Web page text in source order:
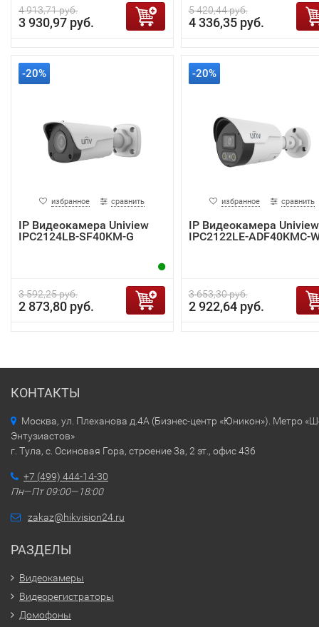
4 913,71 руб.
3 930,97 руб.
5 420,44 руб.
4 336,35 руб.
-20%
избранное сравнить
IP Видеокамера Uniview
IPC2124LB-SF40KM-G
3 592,25 руб.
2 873,80 руб.
-20%
избранное сравнить
IP Видеокамера Uniview
IPC2122LE-ADF40KMC-
3 653,30 руб.
2 922,64 руб.
КОНТАКТЫ
Москва, ул. Плеханова д.4А (Бизнес-центр «Юникон»). Метро
Энтузиастов»
г. Тула, с. Осиновая Гора, строение 3а, 2 эт., офис 436
+7 (499) 444-14-30
Пн—Пт 09:00—18:00
zakaz@hikvision24.ru
РАЗДЕЛЫ
Видеокамеры
Видеорегистраторы
Домофоны